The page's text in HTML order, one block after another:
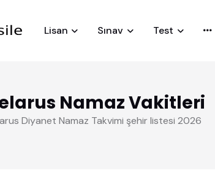
Lisan Sınav Test
Namaz Vakitleri
Diyanet Namaz Takvimi şehir listesi 2026